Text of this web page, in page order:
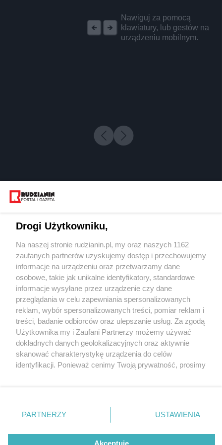
Nawiguj za pomocą
klawiatury, lub gestów na
urządzeniu mobilnym.
4 / 0
Wydawca mediów
Nie zapomnij
zapoznać się z:
polityką prywatności regulamin korzystania z portali
Twojemiasto
Piekary Śląskie
Chorzów
Tarnowskie Góry
Gliwice
Skontakuj sięz nami
Kontakt
Wydawca
Redakcja
Drogi Użytkowniku,
Na naszej stronie rudzianin.pl, my oraz naszych 1162
zaufanych partnerów uzyskujemy dostęp i przechowujemy
informacje na urządzeniu oraz przetwarzamy dane
osobowe, takie jak unikalne identyfikatory, standardowe
informacje wysyłane przez urządzenie czy dane
przeglądania w celu zapewniania spersonalizowanych
reklam, wybór spersonalizowanych treści, pomiar reklam i
treści, badanie odbiorców oraz ulepszanie usług. Za zgodą
Użytkownika my i Zaufani Partnerzy możemy używać
dokładnych danych geolokalizacyjnych oraz aktywnie
skanować charakterystykę urządzenia do celów
identyfikacji. Ponieważ cenimy Twoją prywatność, prosimy
prywatności znajdujący się w lewym dolnym rogu strony
. Niektóre rodzaje przetwarzania danych nie wymagają
zgody użytkownika, ale masz prawo sprzeciwić się
takiemu przetwarzaniu. Preferencje będą miały
PARTNERZY USTAWIENIA
Akceptuję